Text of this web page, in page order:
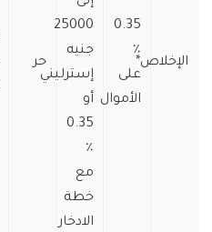
الإخلاص*
0.35
٪
على
الأموال
25000
جنيه
إسترليني
أو
0.35
٪
مع
خطة
الادخار
حر